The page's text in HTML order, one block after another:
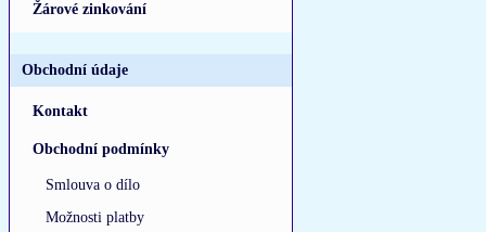
Žárové zinkování
Obchodní údaje
Kontakt
Obchodní podmínky
Smlouva o dílo
Možnosti platby